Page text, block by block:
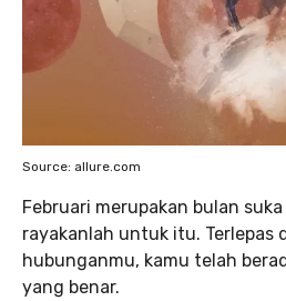
Source: allure.com
Februari merupakan bulan
rayakanlah untuk itu. Terlepas
hubunganmu, kamu telah
yang benar.